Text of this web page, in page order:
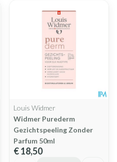
Louis Widmer
Widmer Purederm
Gezichtspeeling Zonder
Parfum 50ml
€ 18,50